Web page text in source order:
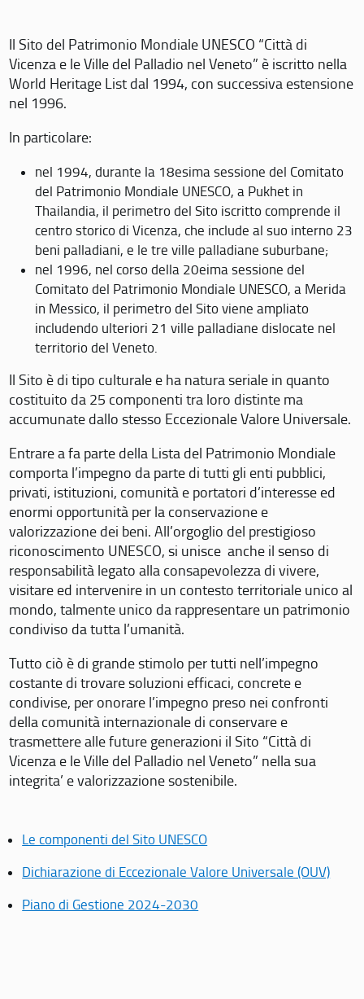
Il Sito del Patrimonio Mondiale UNESCO “Città di
Vicenza e le Ville del Palladio nel Veneto” è iscritto nella
World Heritage List dal 1994, con successiva estensione
nel 1996.
In particolare:
nel 1994, durante la 18esima sessione del Comitato
del Patrimonio Mondiale UNESCO, a Pukhet in
Thailandia, il perimetro del Sito iscritto comprende il
centro storico di Vicenza, che include al suo interno 23
beni palladiani, e le tre ville palladiane suburbane;
nel 1996, nel corso della 20eima sessione del
Comitato del Patrimonio Mondiale UNESCO, a Merida
in Messico, il perimetro del Sito viene ampliato
includendo ulteriori 21 ville palladiane dislocate nel
territorio del Veneto.
Il Sito è di tipo culturale e ha natura seriale in quanto
costituito da 25 componenti tra loro distinte ma
accumunate dallo stesso Eccezionale Valore Universale.
Entrare a fa parte della Lista del Patrimonio Mondiale
comporta l’impegno da parte di tutti gli enti pubblici,
privati, istituzioni, comunità e portatori d’interesse ed
enormi opportunità per la conservazione e
valorizzazione dei beni. All’orgoglio del prestigioso
riconoscimento UNESCO, si unisce anche il senso di
responsabilità legato alla consapevolezza di vivere,
visitare ed intervenire in un contesto territoriale unico al
mondo, talmente unico da rappresentare un patrimonio
condiviso da tutta l’umanità.
Tutto ciò è di grande stimolo per tutti nell’impegno
costante di trovare soluzioni efficaci, concrete e
condivise, per onorare l’impegno preso nei confronti
della comunità internazionale di conservare e
trasmettere alle future generazioni il Sito “Città di
Vicenza e le Ville del Palladio nel Veneto” nella sua
integrita’ e valorizzazione sostenibile.
Le componenti del Sito UNESCO
Dichiarazione di Eccezionale Valore Universale (OUV)
Piano di Gestione 2024-2030